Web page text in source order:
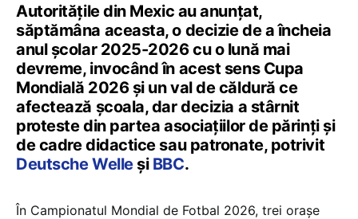
Autoritățile din Mexic au anunțat,
săptămâna aceasta, o decizie de a încheia
anul școlar 2025-2026 cu o lună mai
devreme, invocând în acest sens Cupa
Mondială 2026 și un val de căldură ce
afectează școala, dar decizia a stârnit
proteste din partea asociațiilor de părinți și
de cadre didactice sau patronate, potrivit
Deutsche Welleși BBC.
În Campionatul Mondial de Fotbal 2026, trei orașe